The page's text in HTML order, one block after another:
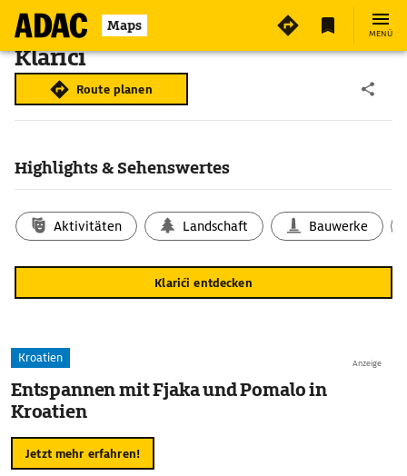
Maps MENÜ
Klarići
Route planen
Highlights & Sehenswertes
Aktivitäten Landschaft Bauwerke
Klarići entdecken
Anzeige
Kroatien
Entspannen mit Fjaka und Pomalo in
Kroatien
Jetzt mehr erfahren!